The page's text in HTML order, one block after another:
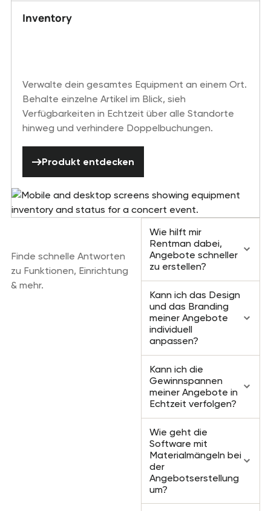
Inventory
Verwalte dein gesamtes Equipment an einem Ort.
Behalte einzelne Artikel im Blick, sieh
Verfügbarkeiten in Echtzeit über alle Standorte
hinweg und verhindere Doppelbuchungen.
Produkt entdecken
Finde schnelle Antworten
zu Funktionen, Einrichtung
& mehr.
Wie hilft mir
Rentman dabei,
Angebote schneller
zu erstellen?
Kann ich das Design
und das Branding
meiner Angebote
individuell
anpassen?
Kann ich die
Gewinnspannen
meiner Angebote in
Echtzeit verfolgen?
Wie geht die
Software mit
Materialmängeln bei
der
Angebotserstellung
um?